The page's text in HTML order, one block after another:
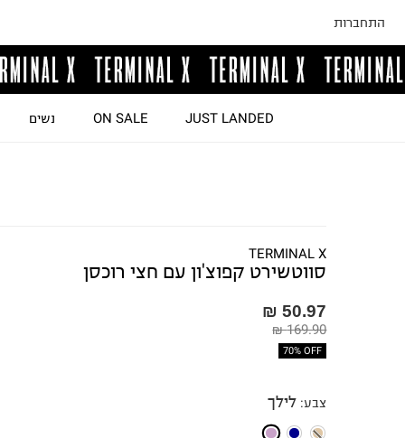
התחברות
JUST LANDED
ON SALE נשים
TERMINAL X
סווטשירט קפוצ'ון עם חצי רוכסן
50.97 ₪
169.90 ₪
70% OFF
צבע: לילך